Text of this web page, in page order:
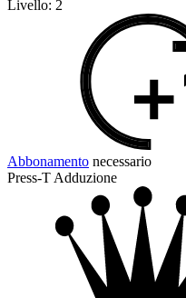
Livello: 2
Abbonamento necessario
Press-T Adduzione